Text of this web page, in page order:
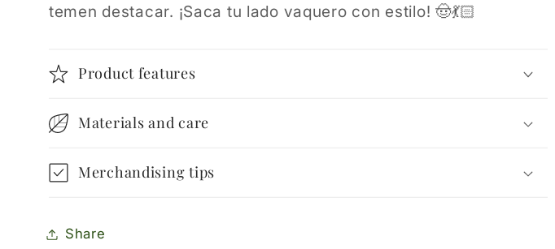
temen destacar. ¡Saca tu lado vaquero con estilo! 🤠💃🏻
Product features
Materials and care
Merchandising tips
Share